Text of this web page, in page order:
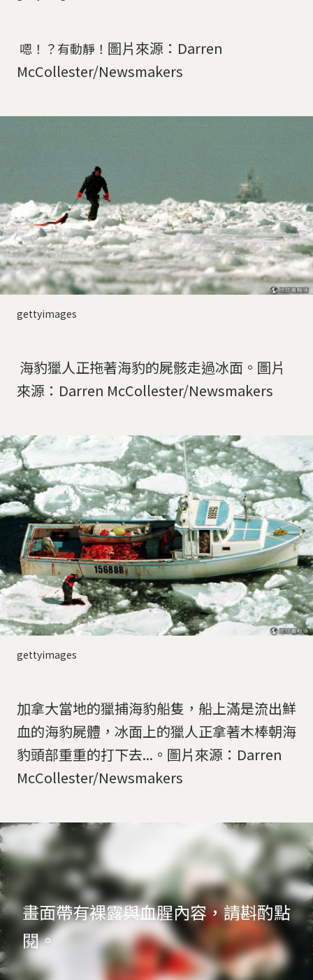
嗯！？有動靜！ 圖片來源：Darren
McCollester/Newsmakers
gettyimages
海豹獵人正拖著海豹的屍骸走過冰面。圖片
來源：Darren McCollester/Newsmakers
gettyimages
加拿大當地的獵捕海豹船隻，船上滿是流出鮮
血的海豹屍體，冰面上的獵人正拿著木棒朝海
豹頭部重重的打下去...。圖片來源：Darren
McCollester/Newsmakers
畫面帶有裸露與血腥內容，請斟酌點
閱。